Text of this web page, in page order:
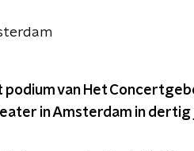
van Het
in Amsterdam in dertig